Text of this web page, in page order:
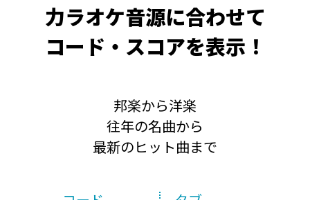
力ラオケ音源に合わせて
コード・スコアを表示！
邦楽から洋楽
往年の名曲から
最新のヒット曲まで